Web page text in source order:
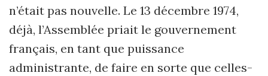
n’était pas nouvelle. Le 13 décembre 1974,
déjà, l’Assemblée priait le gouvernement
français, en tant que puissance
administrante, de faire en sorte que celles-